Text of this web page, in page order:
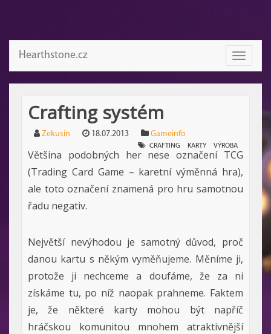
Toggle
Hearthstone.cz
Crafting systém
Zekusin 18.07.2013 Gameinfo
CRAFTING KARTY VÝROBA
Většina podobných her nese označení TCG
(Trading Card Game – karetní výměnná hra),
ale toto označení znamená pro hru samotnou
řadu negativ.
Největší nevýhodou je samotný důvod, proč
danou kartu s někým vyměňujeme. Měníme ji,
protože ji nechceme a doufáme, že za ni
získáme tu, po níž naopak prahneme. Faktem
je, že některé karty mohou být napříč
hráčskou komunitou mnohem atraktivnější